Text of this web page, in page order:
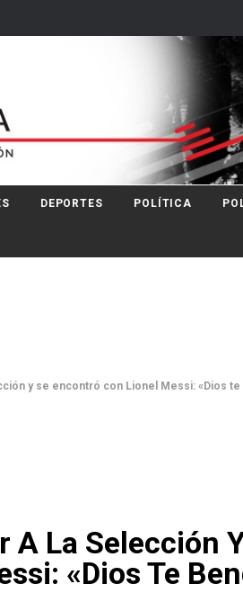
DEPORTES POLÍTICA
y se encontró con Lionel Messi: «Dios te
A La Selección
«Dios Te